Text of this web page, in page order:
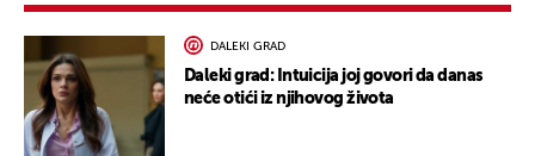
DALEKI GRAD
Daleki grad: Intuicija joj govori da danas
neće otići iz njihovog života